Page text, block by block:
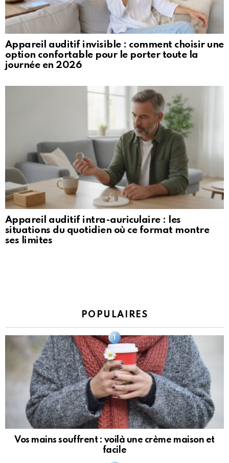
Appareil auditif invisible : comment choisir une
option confortable pour le porter toute la
journée en 2026
Appareil auditif intra-auriculaire : les
situations du quotidien où ce format montre
ses limites
POPULAIRES
Vos mains souffrent : voilà une crème maison et
facile